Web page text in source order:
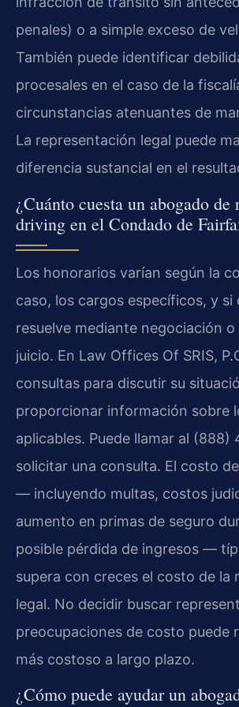
penales) o a simple exceso de
También puede identificar
procesales en el caso de la
circunstancias atenuantes de
La representación legal puede
diferencia sustancial en el
¿Cuánto cuesta un abogado de
driving en el Condado de
Los honorarios varían según la
caso, los cargos específicos, y si
resuelve mediante negociación o
juicio. En Law Offices Of SRIS,
consultas para discutir su
proporcionar información sobre
aplicables. Puede llamar al (888)
solicitar una consulta. El costo
— incluyendo multas, costos
aumento en primas de seguro
posible pérdida de ingresos —
supera con creces el costo de la
legal. No decidir buscar
preocupaciones de costo puede
más costoso a largo plazo.
¿Cómo puede ayudar un